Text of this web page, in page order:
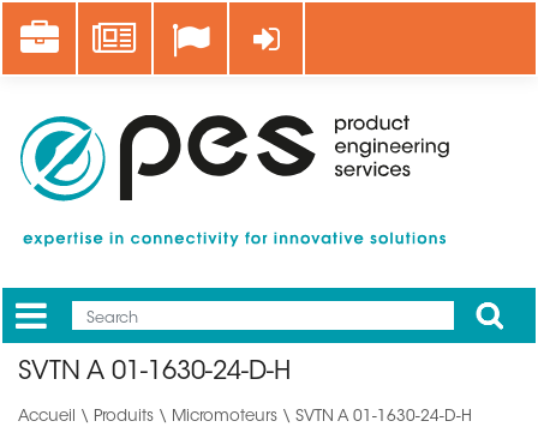
au
contenu
Career News Se connecter
Mobile
Main
Apply
SVTN A 01-1630-24-D-H
Accueil \ Produits \ Micromoteurs \ SVTN A 01-1630-24-D-H